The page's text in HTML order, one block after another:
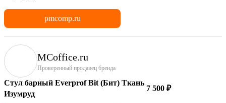
pmcomp.ru
MCoffice.ru
Проверенный продавец бренда
Стул барный Everprof Bit (Бит) Ткань
Изумруд
7 500 ₽